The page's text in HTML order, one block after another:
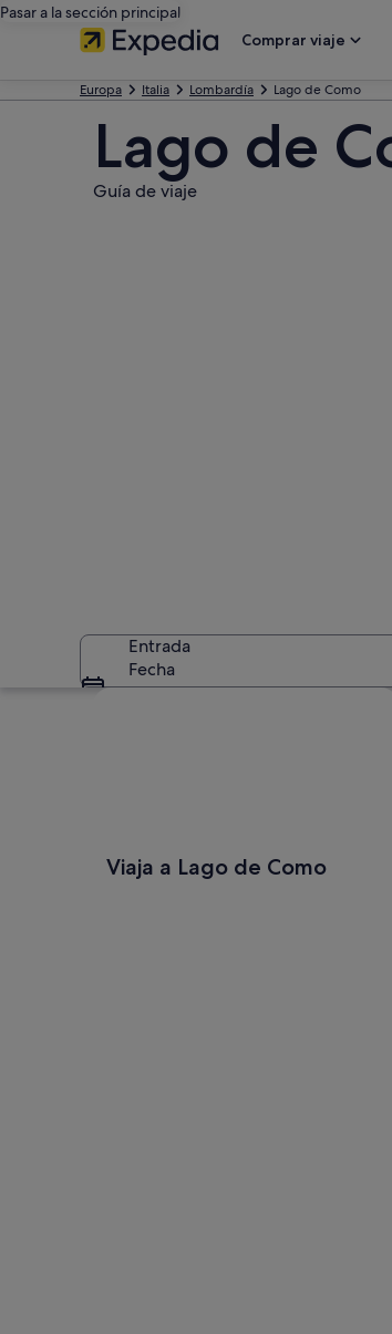
Pasar a la sección principal
Comprar viaje
Europa Italia Lombardía Lago de Como
Lago de
Guía de viaje
Entrada
Fecha
Viaja a Lago de Como